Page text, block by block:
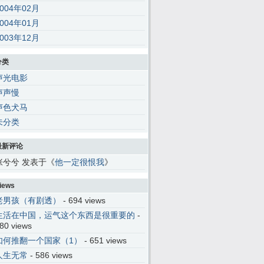
年02月
年01月
年12月
类
光电影
声慢
色犬马
分类
新评论
兮兮 发表于《他一定很恨我》
男孩（有剧透）
- 694 views
活在中国，运气这个东西是很重要的 -
views
何推翻一个国家（1）
- 651 views
生无常 - 586 views